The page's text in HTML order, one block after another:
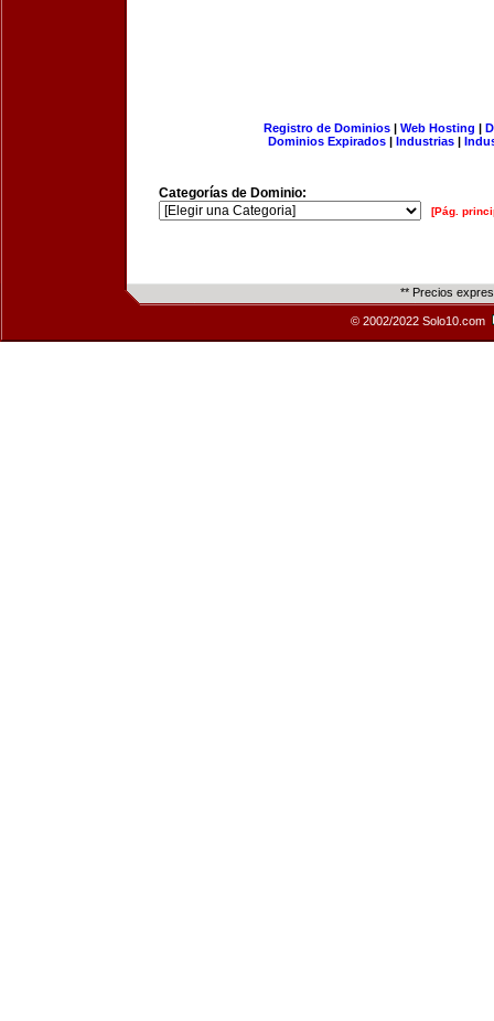
Registro de Dominios| Web Hosting |
Dominios Expirados | Industrias |
Categorías de Dominio:
[Pág.
** Precios
© 2002/2022 Solo10.com